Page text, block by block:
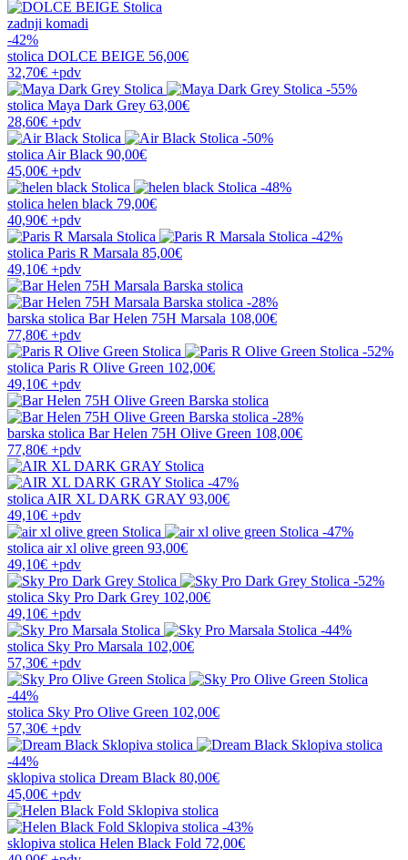
zadnji komadi
-42%
stolica DOLCE BEIGE 56,00€
32,70€ +pdv
-55%
stolica Maya Dark Grey 63,00€
28,60€ +pdv
-50%
stolicaAir Black 90,00€
45,00€ +pdv
-48%
stolica helen black 79,00€
40,90€ +pdv
-42%
stolica Paris R Marsala 85,00€
49,10€ +pdv
-28%
barska stolica Bar Helen 75H Marsala 108,00€
77,80€ +pdv
-52%
stolica Paris R Olive Green 102,00€
49,10€ +pdv
-28%
barska stolica Bar Helen 75H Olive Green 108,00€
77,80€ +pdv
-47%
stolicaAIR XL DARK GRAY 93,00€
49,10€ +pdv
-47%
stolica air xl olive green 93,00€
49,10€ +pdv
-52%
stolica Sky Pro Dark Grey 102,00€
49,10€ +pdv
-44%
stolica Sky Pro Marsala 102,00€
57,30€ +pdv
-44%
stolica Sky Pro Olive Green 102,00€
57,30€ +pdv
-44%
sklopiva stolica Dream Black 80,00€
45,00€ +pdv
-43%
sklopiva stolica Helen Black Fold 72,00€